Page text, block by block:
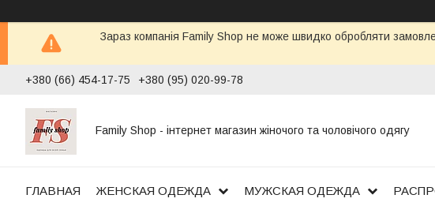
Зараз компанія Family Shop не може швидко обробляти
+380 (66) 454-17-75 +380 (95) 020-99-78
Family Shop - інтернет магазин жіночого та чоловічого одягу
ГЛАВНАЯ ЖЕНСКАЯ ОДЕЖДА МУЖСКАЯ ОДЕЖДА